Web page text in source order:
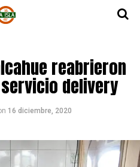
reabrieron
delivery
16 diciembre, 2020